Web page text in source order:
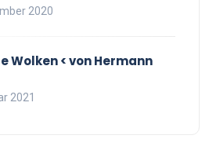
2020
Wolken < von Hermann
2021